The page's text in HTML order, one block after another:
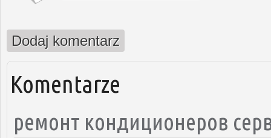
Dodaj komentarz
Komentarze
ремонт кондиционеров